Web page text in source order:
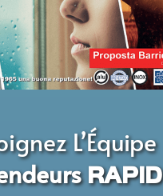
L’Équipe
RAPID